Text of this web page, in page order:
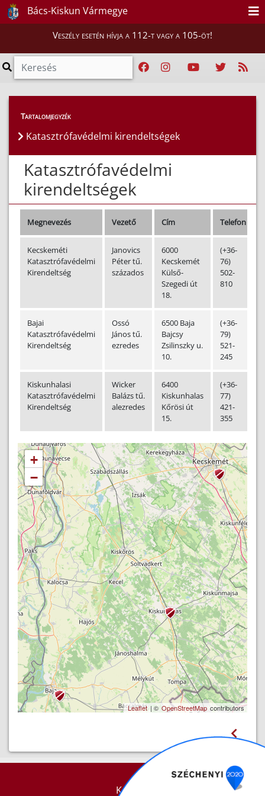
Bács-Kiskun Vármegye
Veszély esetén hívja a 112-t vagy a 105-öt!
Magunkról
Tartalomjegyzék
Katasztrófavédelmi kirendeltségek
Katasztrófavédelmi
kirendeltségek
Megnevezés Vezető Cím Telefon
Kecskeméti
Katasztrófavédelmi
Kirendeltség
Janovics
Péter tű.
százados
6000
Kecskemét
Külső-
Szegedi út
18.
(+36-
76)
502-
810
Bajai
Katasztrófavédelmi
Kirendeltség
Ossó
János tű.
ezredes
6500 Baja
Bajcsy
Zsilinszky u.
10.
(+36-
79)
521-
245
Kiskunhalasi
Katasztrófavédelmi
Kirendeltség
Wicker
Balázs tű.
alezredes
6400
Kiskunhalas
Kőrösi út
15.
(+36-
77)
421-
355
+
−
Leaflet | © OpenStreetMap contributors
KAPCSOLAT